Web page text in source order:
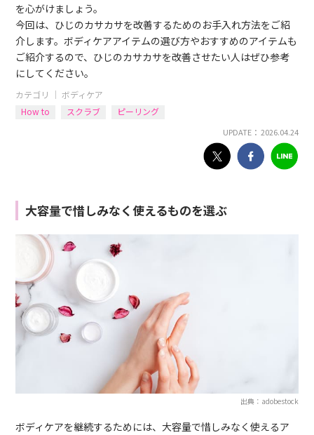
を心がけましょう。
今回は、ひじのカサカサを改善するためのお手入れ方法をご紹
介します。ボディケアアイテムの選び方やおすすめのアイテムも
ご紹介するので、ひじのカサカサを改善させたい人はぜひ参考
にしてください。
カテゴリ ｜ボディケア
How to
スクラブ ピーリング
UPDATE： 2026.04.24
大容量で惜しみなく使えるものを選ぶ
出典：adobestock
ボディケアを継続するためには、大容量で惜しみなく使えるア